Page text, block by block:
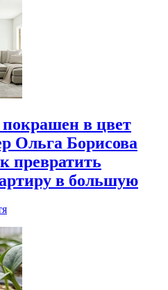
в цвет
Ольга Борисова
превратить
в большую